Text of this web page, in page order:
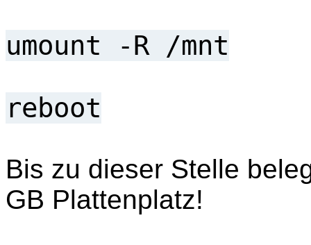
umount -R /mnt
reboot
Bis zu dieser Stelle
GB Plattenplatz!